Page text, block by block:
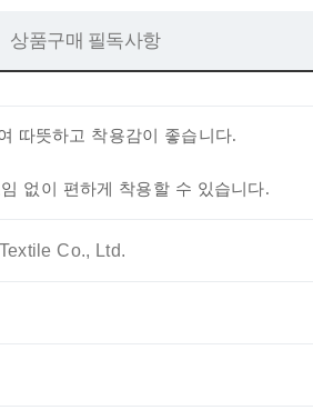
상품구매 필독사항
따뜻하고 착용감이 좋습니다.
없이 편하게 착용할 수 있습니다.
Co., Ltd.